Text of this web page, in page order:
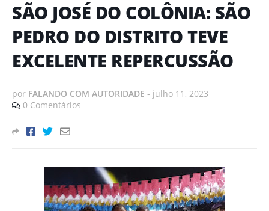
SÃO JOSÉ DO COLÔNIA: SÃO
PEDRO DO DISTRITO TEVE
EXCELENTE REPERCUSSÃO
por FALANDO COM AUTORIDADE - julho 11, 2023
0 Comentários